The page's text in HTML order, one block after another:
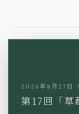
2026年8月27日（
第17回「草